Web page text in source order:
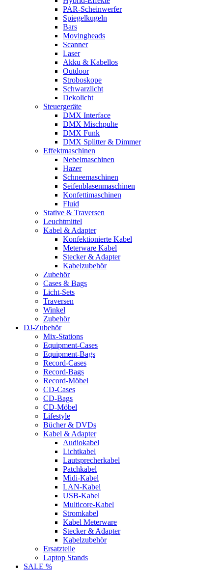
PAR-Scheinwerfer
Spiegelkugeln
Bars
Movingheads
Scanner
Laser
Akku & Kabellos
Outdoor
Stroboskope
Schwarzlicht
Dekolicht
Steuergeräte
DMX Interface
DMX Mischpulte
DMX Funk
DMX Splitter & Dimmer
Effektmaschinen
Nebelmaschinen
Hazer
Schneemaschinen
Seifenblasenmaschinen
Konfettimaschinen
Fluid
Stative & Traversen
Leuchtmittel
Kabel & Adapter
Konfektionierte Kabel
Meterware Kabel
Stecker & Adapter
Kabelzubehör
Zubehör
Cases & Bags
Licht-Sets
Traversen
Winkel
Zubehör
DJ-Zubehör
Mix-Stations
Equipment-Cases
Equipment-Bags
Record-Cases
Record-Bags
Record-Möbel
CD-Cases
CD-Bags
CD-Möbel
Lifestyle
Bücher & DVDs
Kabel & Adapter
Audiokabel
Lichtkabel
Lautsprecherkabel
Patchkabel
Midi-Kabel
LAN-Kabel
USB-Kabel
Multicore-Kabel
Stromkabel
Kabel Meterware
Stecker & Adapter
Kabelzubehör
Ersatzteile
Laptop Stands
SALE %